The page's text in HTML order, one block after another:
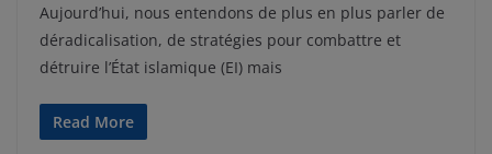
Aujourd’hui, nous entendons de plus en plus parler de
déradicalisation, de stratégies pour combattre et
détruire l’État islamique (EI) mais
Read More